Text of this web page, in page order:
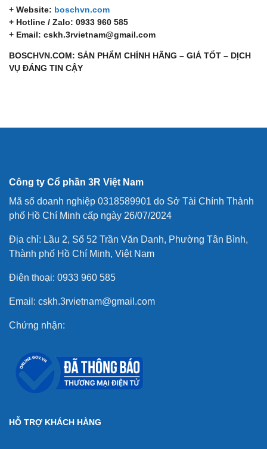
+ Website: boschvn.com
+ Hotline / Zalo: 0933 960 585
+ Email: cskh.3rvietnam@gmail.com
BOSCHVN.COM: SẢN PHẨM CHÍNH HÃNG – GIÁ TỐT – DỊCH
VỤ ĐÁNG TIN CẬY
Công ty Cổ phần 3R Việt Nam
Mã số doanh nghiệp 0318589901 do Sở Tài Chính Thành
phố Hồ Chí Minh cấp ngày 26/07/2024
Địa chỉ: Lầu 2, Số 52 Trần Văn Danh, Phường Tân Bình,
Thành phố Hồ Chí Minh, Việt Nam
Điện thoại: 0933 960 585
Email: cskh.3rvietnam@gmail.com
Chứng nhận:
HỖ TRỢ KHÁCH HÀNG